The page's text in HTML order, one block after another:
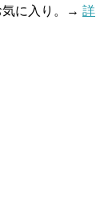
気に入り。→ 詳